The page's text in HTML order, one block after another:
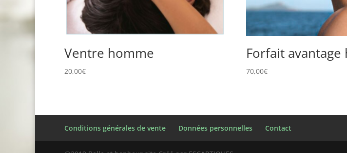
Ventre homme
20,00€
Forfait avantage
70,00€
Conditions générales de vente Données personnelles Contact